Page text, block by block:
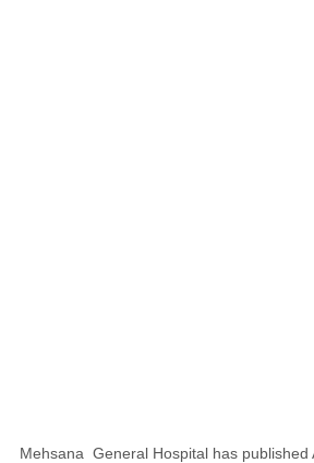
Mehsana General Hospital has published